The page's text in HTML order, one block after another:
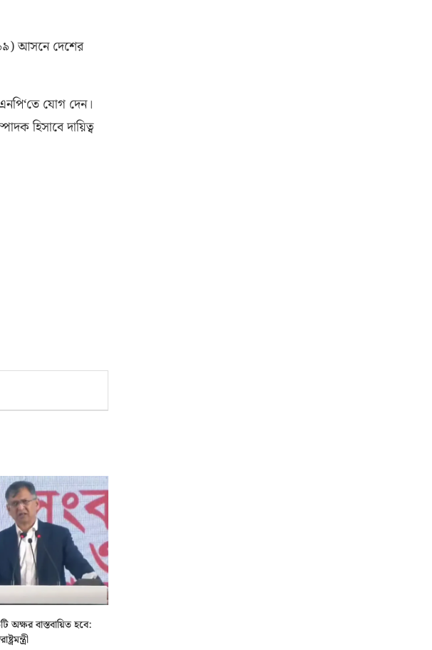
)আসনে দেশের
‘তে যোগ দেন।
হিসাবে দায়িত্ব
অক্ষর বাস্তবায়িত হবে: